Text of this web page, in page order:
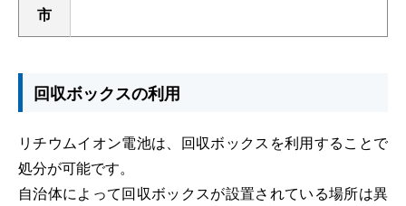
市
回収ボックスの利用
リチウムイオン電池は、回収ボックスを利用することで
処分が可能です。
自治体によって回収ボックスが設置されている場所は異